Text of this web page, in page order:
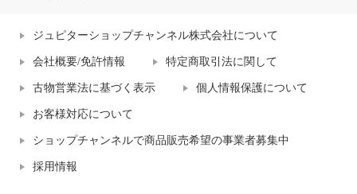
ジュピターショップチャンネル株式会社について
会社概要/免許情報 特定商取引法に関して
古物営業法に基づく表示 個人情報保護について
お客様対応について
ショップチャンネルで商品販売希望の事業者募集中
採用情報